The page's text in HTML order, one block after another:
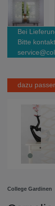
Bei
Bitte
dazu
College Gardinen